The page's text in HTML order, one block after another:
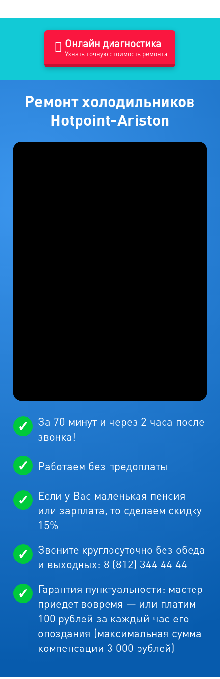
Онлайн диагностика
Узнать точную стоимость ремонта
Ремонт холодильников
Hotpoint-Ariston
За 70 минут и через 2 часа после
звонка!
Работаем без предоплаты
Если у Вас маленькая пенсия
или зарплата, то сделаем скидку
15%
Звоните круглосуточно без обеда
и выходных: 8 (812) 344 44 44
Гарантия пунктуальности: мастер
приедет вовремя — или платим
100 рублей за каждый час его
опоздания (максимальная сумма
компенсации 3 000 рублей)